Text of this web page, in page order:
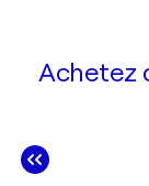
Achetez